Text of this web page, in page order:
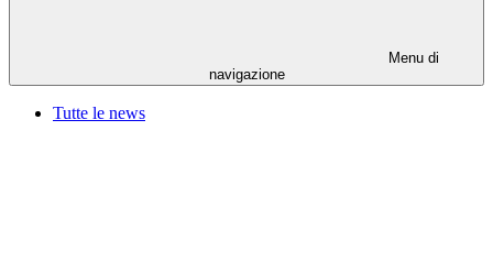
Menu di
navigazione
Tutte le news